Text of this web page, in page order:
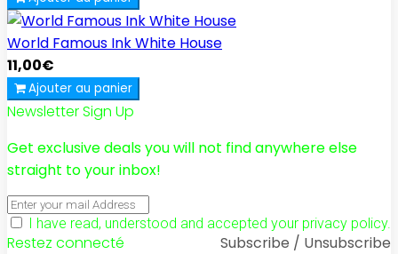
World Famous Ink White House
11,00€
Ajouter au panier
Newsletter Sign Up
Get exclusive deals you will not find anywhere else
straight to your inbox!
I have read, understood and accepted your privacy policy.
Subscribe / Unsubscribe
Restez connecté